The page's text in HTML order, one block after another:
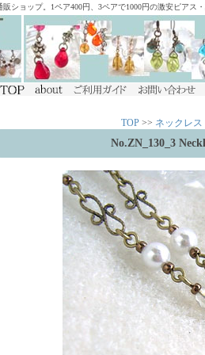
ショップ。1ペア400円、3ペアで1000円の激安ピア
TOP >> ネックレス
No.ZN_130_3